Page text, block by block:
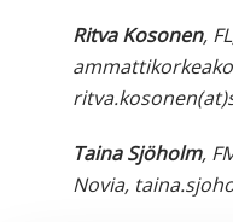
Ritva Kosonen,
Taina Sjöholm,
Novia,